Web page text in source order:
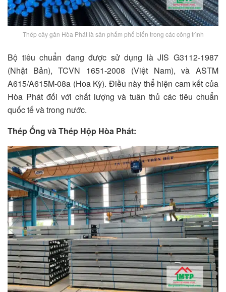
Thép cây gân Hòa Phát là sản phẩm phổ biến trong các công trình
Bộ tiêu chuẩn đang được sử dụng là JIS G3112-1987
(Nhật Bản), TCVN 1651-2008 (Việt Nam), và ASTM
A615/A615M-08a (Hoa Kỳ). Điều này thể hiện cam kết của
Hòa Phát đối với chất lượng và tuân thủ các tiêu chuẩn
quốc tế và trong nước.
Thép Ống và Thép Hộp Hòa Phát: